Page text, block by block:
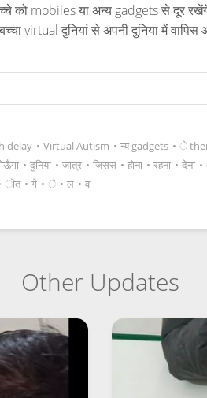
को mobiles या अन्य gadgets से दूर
virtual दुनियां से अपनी दुनिया में
delay • Virtual Autism • न्य gadgets •
• दुनिया • जात्र • जिसस • होना • रहना • देना •
ोत • गे • ै • ल • व
Other Updates